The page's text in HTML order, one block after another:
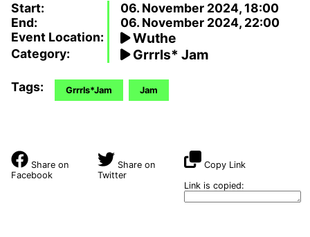
Start:
06. November 2024, 18:00
End:
06. November 2024, 22:00
Event Location:
Wuthe
Category: Grrrls* Jam
Tags: Grrrls*Jam Jam
Share on
Facebook
Share on
Twitter
Copy Link
Link is copied: